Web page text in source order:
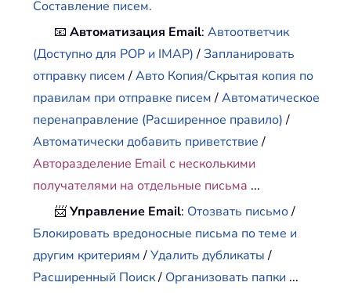
Составление писем.
📧Автоматизация Email:Автоответчик
(Доступно для POP и IMAP)/Запланировать
отправку писем/Авто Копия/Скрытая копия по
правилам при отправке писем/Автоматическое
перенаправление (Расширенное правило)/
Автоматически добавить приветствие/
Авторазделение Email с несколькими
получателями на отдельные письма ...
📨Управление Email: Отозвать письмо/
Блокировать вредоносные письма по теме и
другим критериям/Удалить дубликаты/
Расширенный Поиск/ Организовать папки ...